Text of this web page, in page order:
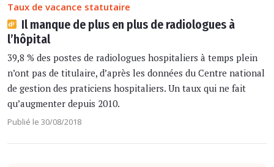
Taux de vacance statutaire
Il manque de plus en plus de radiologues à
l’hôpital
39,8 % des postes de radiologues hospitaliers à temps plein
n’ont pas de titulaire, d’après les données du Centre national
de gestion des praticiens hospitaliers. Un taux qui ne fait
qu’augmenter depuis 2010.
Publié le 30/08/2018